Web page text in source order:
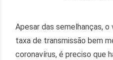
Apesar das semelhanças,
taxa de transmissão bem
coronavírus, é preciso que